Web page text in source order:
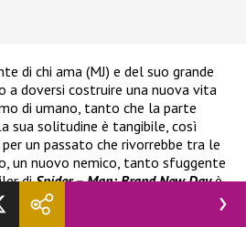
di chi ama (MJ) e del suo grande
a doversi costruire una nuova vita
di umano, tanto che la parte
sua solitudine è tangibile, così
un passato che rivorrebbe tra le
un nuovo nemico, tanto sfuggente
diSpider – Man: Brand New Dayè
la scelta di proseguire nella
Grey, proprio lei, la più potente